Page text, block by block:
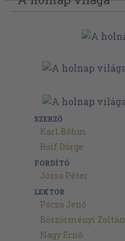
SZERZŐ
Karl Böhm
Rolf Dörge
FORDÍTÓ
Józsa Péter
LEKTOR
Pócza Jenő
Böszörményi Zoltán
Nagy Ernő